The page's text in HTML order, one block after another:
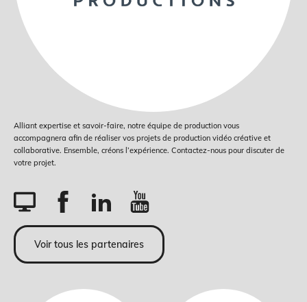
Alliant expertise et savoir-faire, notre équipe de production vous
accompagnera afin de réaliser vos projets de production vidéo créative et
collaborative. Ensemble, créons l’expérience. Contactez-nous pour discuter de
votre projet.
Voir tous les partenaires